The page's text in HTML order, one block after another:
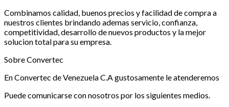
Combinamos calidad, buenos precios y facilidad de compra a
nuestros clientes brindando ademas servicio, confianza,
competitividad, desarrollo de nuevos productos y la mejor
solucion total para su empresa.
Sobre Convertec
En Convertec de Venezuela C.A gustosamente le atenderemos
Puede comunicarse con nosotros por los siguientes medios.